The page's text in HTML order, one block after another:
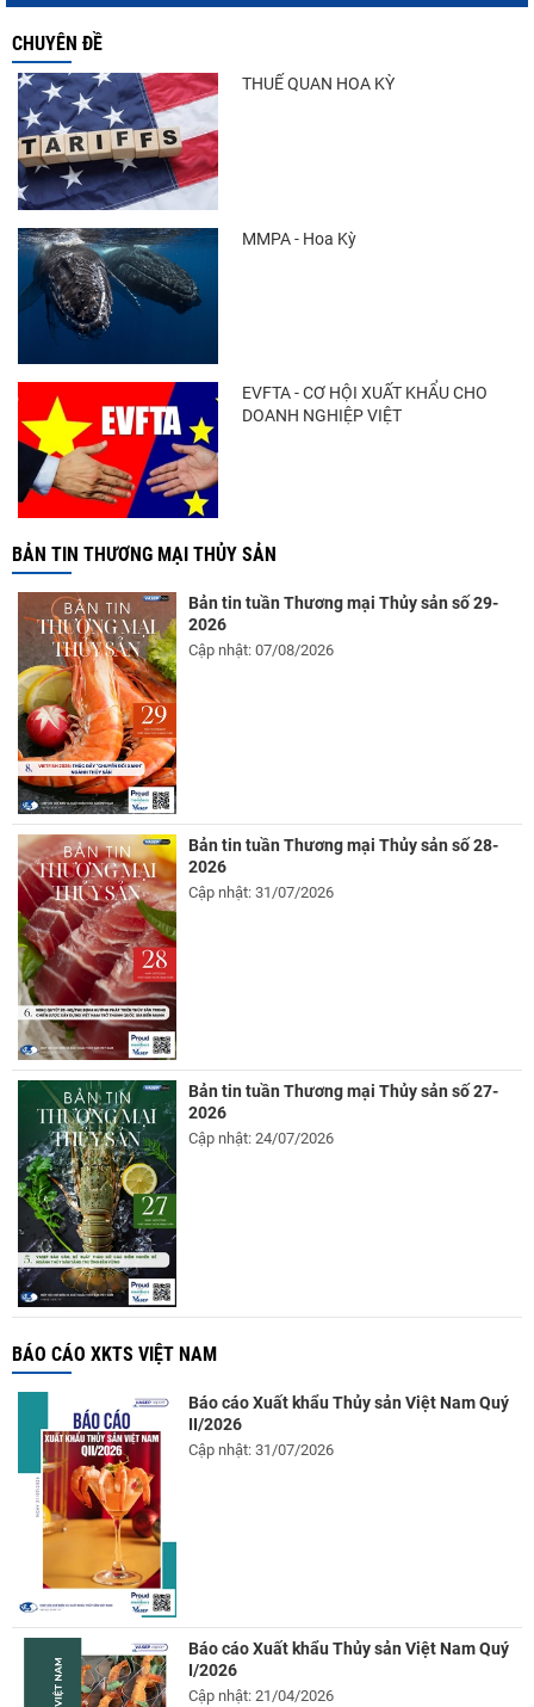
CHUYÊN ĐỀ
THUẾ QUAN HOA KỲ
MMPA - Hoa Kỳ
EVFTA - CƠ HỘI XUẤT KHẨU CHO
DOANH NGHIỆP VIỆT
BẢN TIN THƯƠNG MẠI THỦY SẢN
Bản tin tuần Thương mại Thủy sản số 29-
2026
Cập nhật: 07/08/2026
Bản tin tuần Thương mại Thủy sản số 28-
2026
Cập nhật: 31/07/2026
Bản tin tuần Thương mại Thủy sản số 27-
2026
Cập nhật: 24/07/2026
BÁO CÁO XKTS VIỆT NAM
Báo cáo Xuất khẩu Thủy sản Việt Nam Quý
II/2026
Cập nhật: 31/07/2026
Báo cáo Xuất khẩu Thủy sản Việt Nam Quý
I/2026
Cập nhật: 21/04/2026